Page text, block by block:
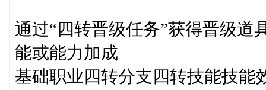
通过“四转晋级任务”获得晋级道
能或能力加成
基础职业四转分支四转技能技能